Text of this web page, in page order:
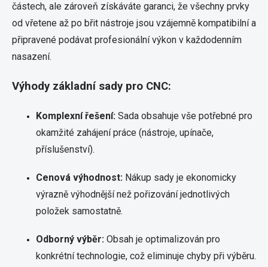
částech, ale zároveň získáváte garanci, že všechny prvky
od vřetene až po břit nástroje jsou vzájemně kompatibilní a
připravené podávat profesionální výkon v každodenním
nasazení.
Výhody základní sady pro CNC:
Komplexní řešení: Sada obsahuje vše potřebné pro
okamžité zahájení práce (nástroje, upínače,
příslušenství).
Cenová výhodnost: Nákup sady je ekonomicky
výrazně výhodnější než pořizování jednotlivých
položek samostatně.
Odborný výběr: Obsah je optimalizován pro
konkrétní technologie, což eliminuje chyby při výběru.